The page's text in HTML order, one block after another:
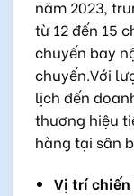
năm 2023,
từ 12 đến 15
chuyến bay
chuyến.Với
lịch đến
thương hiệu
hàng tại sân
Vị trí